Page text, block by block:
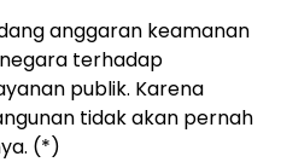
anggaran keamanan
terhadap
publik. Karena
tidak akan pernah
(*)